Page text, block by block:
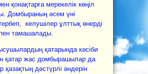
қонақтарға мерекелік көңіл
Домбыраның әсем үні
келушілер ұлттық өнерді
тамашалады.
қатарында кәсіби
қатар жас домбырашылар да
дәстүрлі әндерін